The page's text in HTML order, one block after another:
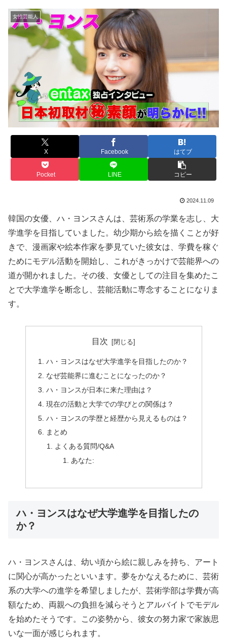
女性芸能人
X Facebook はてブ
Pocket LINE コピー
2024.11.09
韓国の女優、ハ・ヨンスさんは、芸術系の学業を志し、大
学進学を目指していました。幼少期から絵を描くことが好
きで、漫画家や絵本作家を夢見ていた彼女は、学費を稼ぐ
ためにモデル活動を開始し、これがきっかけで芸能界への
道が開かれました。その後、女優としての注目を集めたこ
とで大学進学を断念し、芸能活動に専念することになりま
す。
目次
ハ・ヨンスはなぜ大学進学を目指したのか？
なぜ芸能界に進むことになったのか？
ハ・ヨンスが日本に来た理由は？
現在の活動と大学での学びとの関係は？
ハ・ヨンスの学歴と経歴から見えるものは？
まとめ
よくある質問/Q&A
あなた:
ハ・ヨンスはなぜ大学進学を目指したの
か？
ハ・ヨンスさんは、幼い頃から絵に親しみを持ち、アート
に関心が高かったといいます。夢をかなえるために、芸術
系の大学への進学を希望しましたが、芸術学部は学費が高
額なため、両親への負担を減らそうとアルバイトでモデル
を始めたそうです。この姿勢から、彼女の努力家で家族思
いな一面が感じられます。